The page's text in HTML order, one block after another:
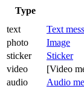
Type
text
Text
photo
Image
sticker
Sticker
video
[Video
audio
Audio